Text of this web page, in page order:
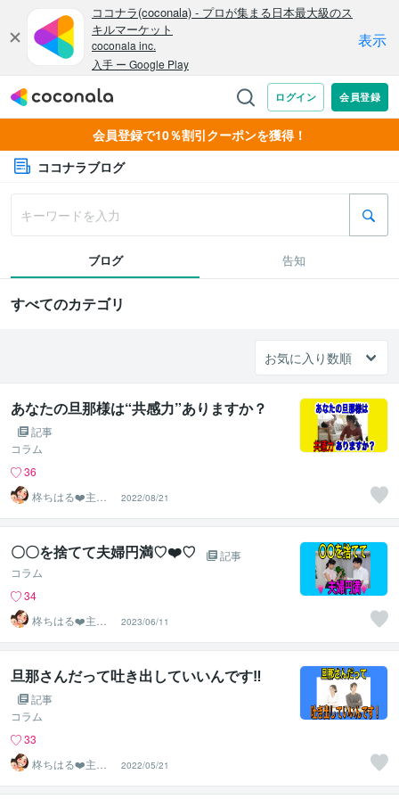
会員登録で10％割引クーポンを獲得！
ココナラブログ
ブログ 告知
すべてのカテゴリ
あなたの旦那様は“共感力”ありますか？
記事
コラム
36
柊ちはる❤️主婦
のお悩み相談Ro
om❤️
2022/08/21
〇〇を捨てて夫婦円満♡❤️♡
記事
コラム
34
柊ちはる❤️主婦
のお悩み相談Ro
om❤️
2023/06/11
旦那さんだって吐き出していいんです‼️
記事
コラム
33
柊ちはる❤️主婦
のお悩み相談Ro
om❤️
2022/05/21